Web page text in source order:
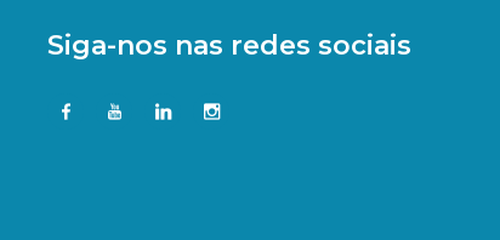
Siga-nos nas redes sociais